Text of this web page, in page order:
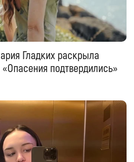
Гладких раскрыла
подтвердились»